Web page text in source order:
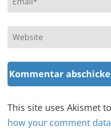
Website
This site uses Akismet
how your comment